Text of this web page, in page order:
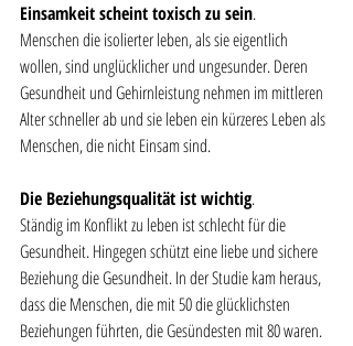
Einsamkeit scheint toxisch zu sein.
Menschen die isolierter leben, als sie eigentlich
wollen, sind unglücklicher und ungesunder. Deren
Gesundheit und Gehirnleistung nehmen im mittleren
Alter schneller ab und sie leben ein kürzeres Leben als
Menschen, die nicht Einsam sind.
Die Beziehungsqualität ist wichtig.
Ständig im Konflikt zu leben ist schlecht für die
Gesundheit. Hingegen schützt eine liebe und sichere
Beziehung die Gesundheit. In der Studie kam heraus,
dass die Menschen, die mit 50 die glücklichsten
Beziehungen führten, die Gesündesten mit 80 waren.